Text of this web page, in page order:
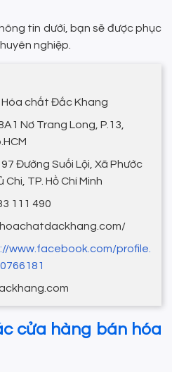
tin dưới, bạn sẽ được phục
nghiệp.
chất Đắc Khang
Nơ Trang Long, P.13,
Đường Suối Lội, Xã Phước
Chi, TP. Hồ Chí Minh
111 490
www.facebook.com/profile.
cửa hàng bán hóa